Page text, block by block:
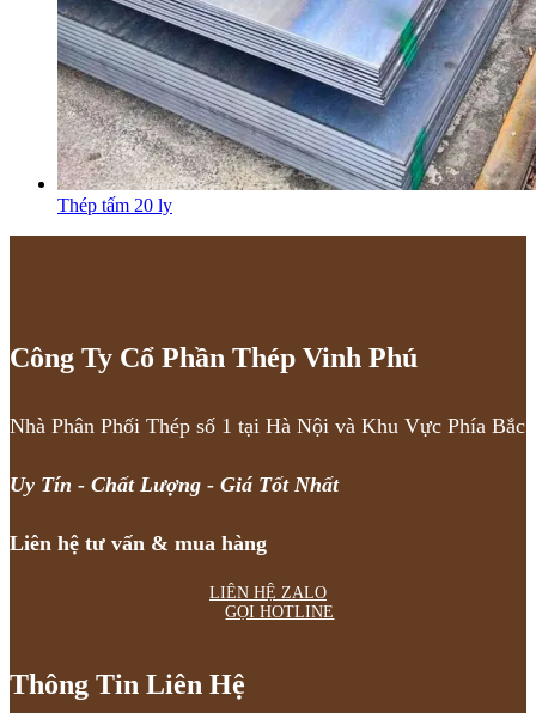
Thép tấm 20 ly
Công Ty Cổ Phần Thép Vinh Phú
Nhà Phân Phối Thép số 1 tại Hà Nội và Khu Vực Phía Bắc
Uy Tín - Chất Lượng - Giá Tốt Nhất
Liên hệ tư vấn & mua hàng
LIÊN HỆ ZALO
GỌI HOTLINE
Thông Tin Liên Hệ